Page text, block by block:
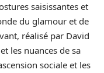
saisissantes et
du glamour et de
réalisé par David
les nuances de sa
sociale et les